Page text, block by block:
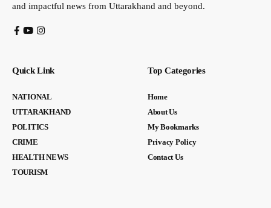
and impactful news from Uttarakhand and beyond.
Quick Link
NATIONAL
UTTARAKHAND
POLITICS
CRIME
HEALTH NEWS
TOURISM
Top Categories
Home
About Us
My Bookmarks
Privacy Policy
Contact Us